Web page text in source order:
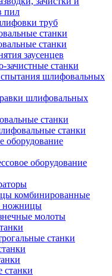
пил
труб
станки
станки
заусенцев
станки
шлифовальных
шлифовальных
станки
станки
оборудование
оборудование
комбинированные
ножницы
молоты
станки
станки